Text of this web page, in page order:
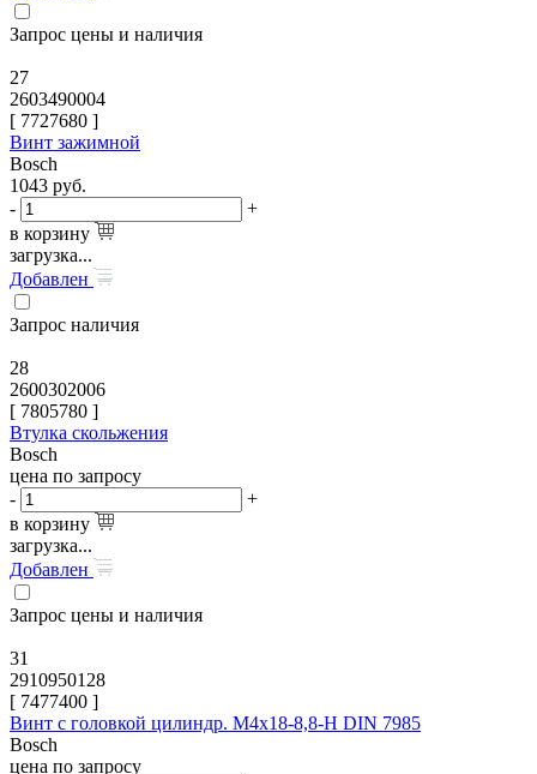
Запрос цены и наличия
27
2603490004
[ 7727680 ]
Винт зажимной
Bosch
1043 руб.
-
+
в корзину
загрузка...
Добавлен
Запрос наличия
28
2600302006
[ 7805780 ]
Втулка скольжения
Bosch
цена по запросу
-
+
в корзину
загрузка...
Добавлен
Запрос цены и наличия
31
2910950128
[ 7477400 ]
Винт с головкой цилиндр. M4x18-8,8-H DIN 7985
Bosch
цена по запросу